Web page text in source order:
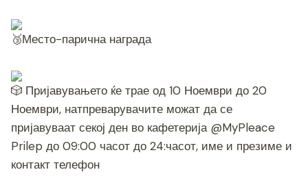
Место-парична награда
Пријавувањето ќе трае од 10 Ноември до 20
Ноември, натпреварувачите можат да се
пријавуваат секој ден во кафетерија @MyPleace
Prilep до 09:00 часот до 24:часот, име и презиме и
контакт телефон